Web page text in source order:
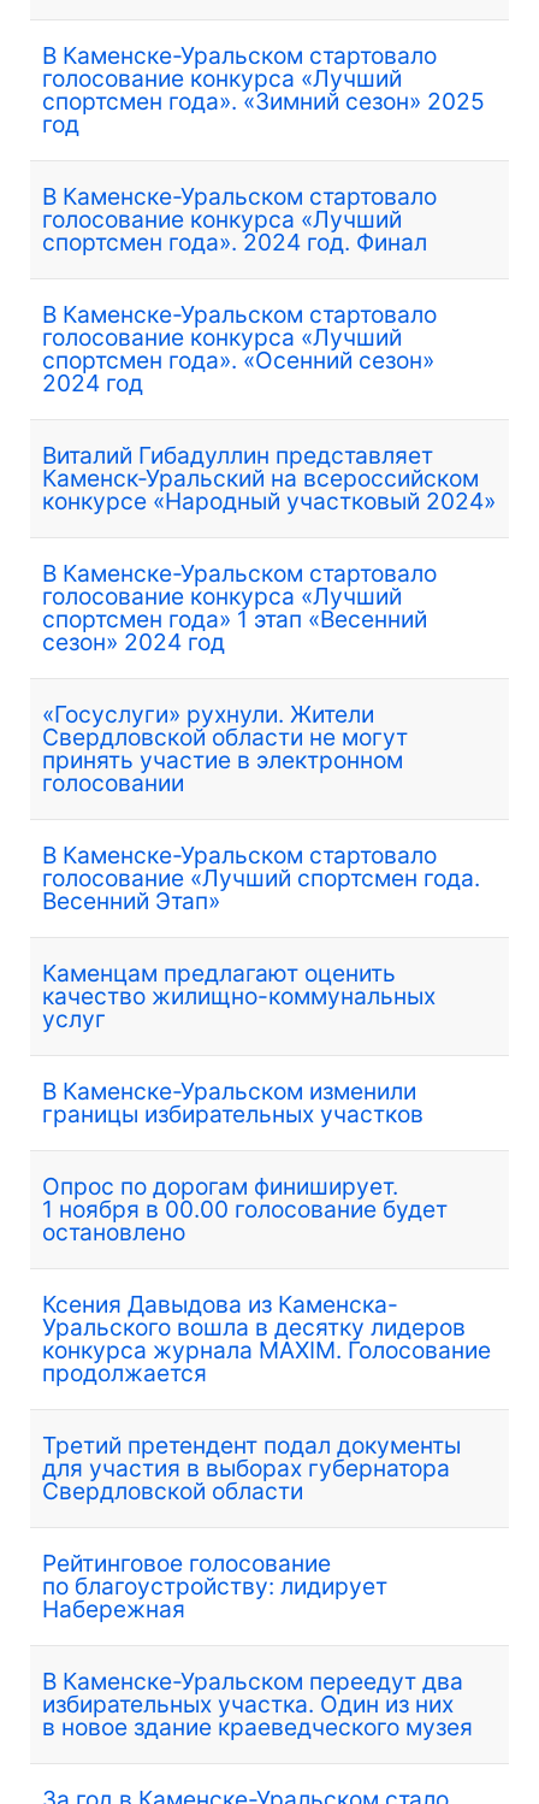
В Каменске-Уральском стартовало
голосование конкурса «Лучший
спортсмен года». «Зимний сезон» 2025
год
В Каменске-Уральском стартовало
голосование конкурса «Лучший
спортсмен года». 2024 год. Финал
В Каменске-Уральском стартовало
голосование конкурса «Лучший
спортсмен года». «Осенний сезон»
2024 год
Виталий Гибадуллин представляет
Каменск-Уральский на всероссийском
конкурсе «Народный участковый 2024»
В Каменске-Уральском стартовало
голосование конкурса «Лучший
спортсмен года» 1 этап «Весенний
сезон» 2024 год
«Госуслуги» рухнули. Жители
Свердловской области не могут
принять участие в электронном
голосовании
В Каменске-Уральском стартовало
голосование «Лучший спортсмен года.
Весенний Этап»
Каменцам предлагают оценить
качество жилищно-коммунальных
услуг
В Каменске-Уральском изменили
границы избирательных участков
Опрос по дорогам финиширует.
1 ноября в 00.00 голосование будет
остановлено
Ксения Давыдова из Каменска-
Уральского вошла в десятку лидеров
конкурса журнала MAXIM. Голосование
продолжается
Третий претендент подал документы
для участия в выборах губернатора
Свердловской области
Рейтинговое голосование
по благоустройству: лидирует
Набережная
В Каменске-Уральском переедут два
избирательных участка. Один из них
в новое здание краеведческого музея